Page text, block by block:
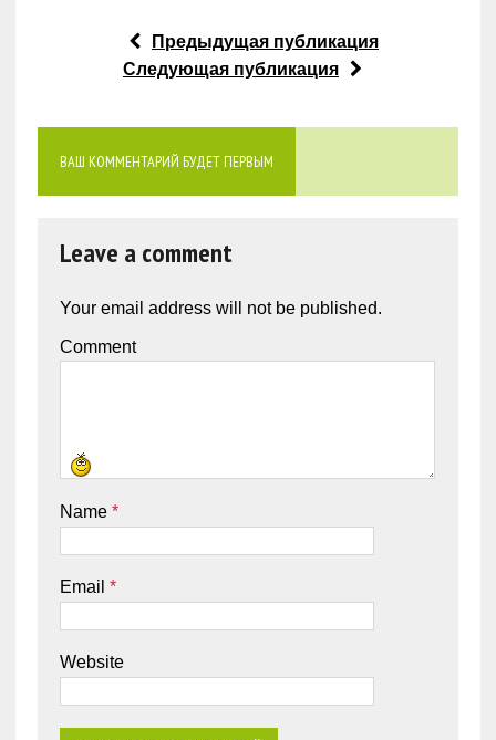
Предыдущая публикация
Следующая публикация
ВАШ КОММЕНТАРИЙ БУДЕТ ПЕРВЫМ
Leave a comment
Your email address will not be published.
Comment
Name *
Email *
Website